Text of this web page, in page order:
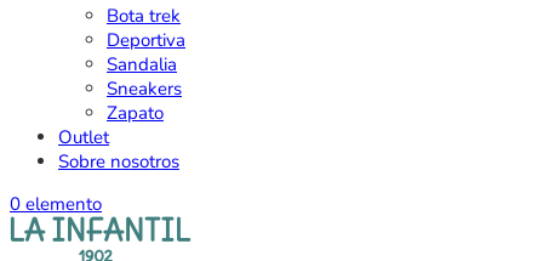
Bota trek
Deportiva
Sandalia
Sneakers
Zapato
Outlet
Sobre nosotros
0 elemento